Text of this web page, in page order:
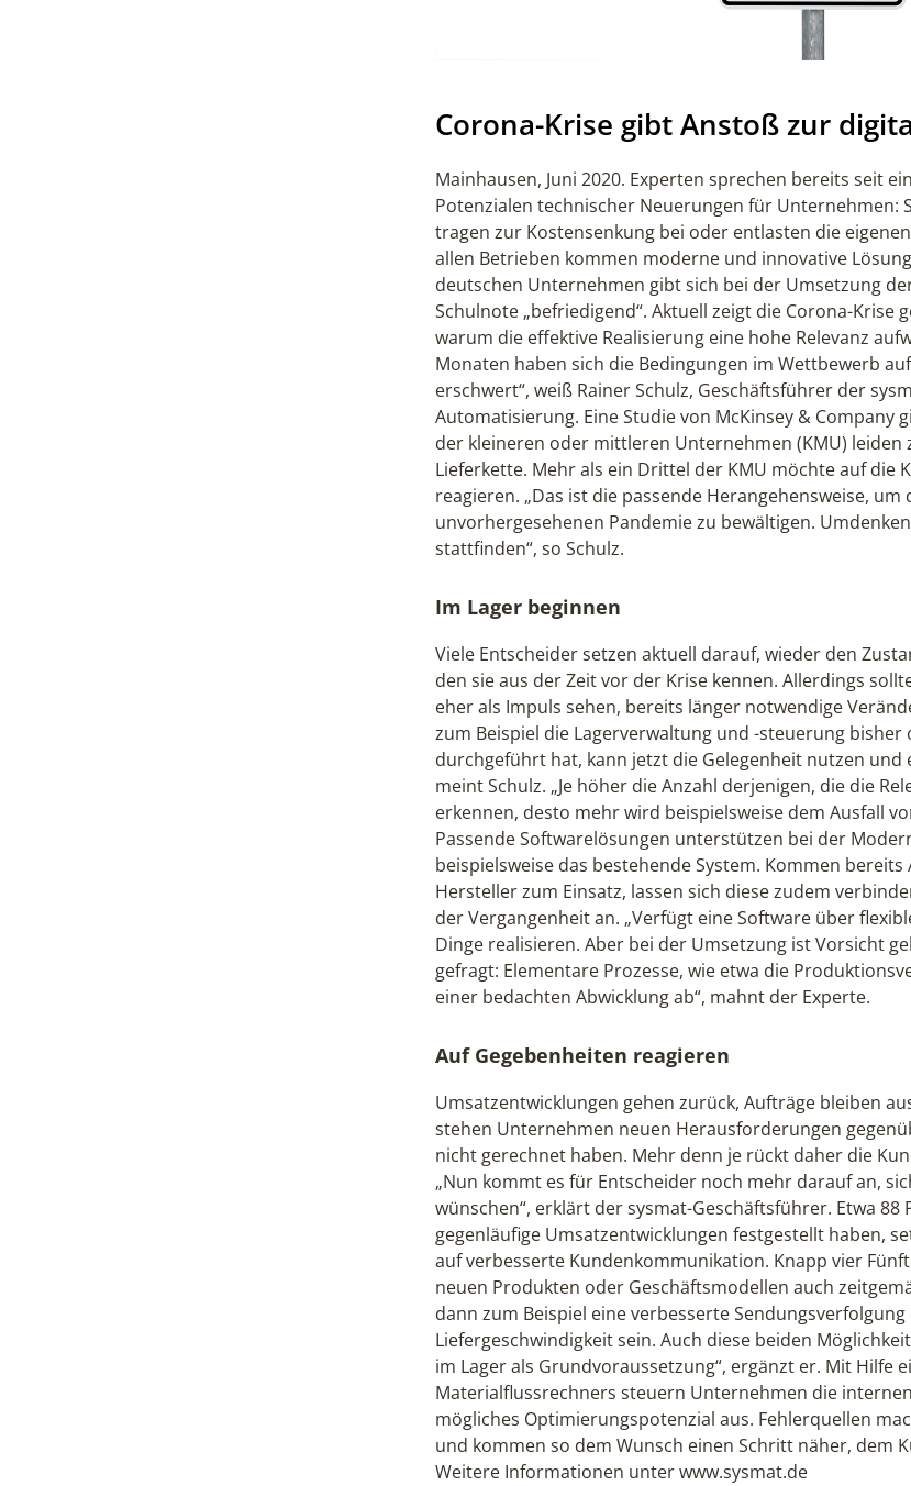
Corona-Krise gibt Anstoß zur
Mainhausen, Juni 2020. Experten sprechen bereits seit
Potenzialen technischer Neuerungen für Unternehmen:
tragen zur Kostensenkung bei oder entlasten die
allen Betrieben kommen moderne und innovative
deutschen Unternehmen gibt sich bei der Umsetzung
Schulnote „befriedigend“. Aktuell zeigt die Corona-Krise
warum die effektive Realisierung eine hohe Relevanz
Monaten haben sich die Bedingungen im Wettbewerb
erschwert“, weiß Rainer Schulz, Geschäftsführer der
Automatisierung. Eine Studie von McKinsey & Company
der kleineren oder mittleren Unternehmen (KMU) leiden
Lieferkette. Mehr als ein Drittel der KMU möchte auf die
reagieren. „Das ist die passende Herangehensweise,
unvorhergesehenen Pandemie zu bewältigen.
stattfinden“, so Schulz.
Im Lager beginnen
Viele Entscheider setzen aktuell darauf, wieder den
den sie aus der Zeit vor der Krise kennen. Allerdings
eher als Impuls sehen, bereits länger notwendige
zum Beispiel die Lagerverwaltung und -steuerung
durchgeführt hat, kann jetzt die Gelegenheit nutzen und
meint Schulz. „Je höher die Anzahl derjenigen, die die
erkennen, desto mehr wird beispielsweise dem Ausfall
Passende Softwarelösungen unterstützen bei der
beispielsweise das bestehende System. Kommen
Hersteller zum Einsatz, lassen sich diese zudem
der Vergangenheit an. „Verfügt eine Software über
Dinge realisieren. Aber bei der Umsetzung ist Vorsicht
gefragt: Elementare Prozesse, wie etwa die
einer bedachten Abwicklung ab“, mahnt der Experte.
Auf Gegebenheiten reagieren
Umsatzentwicklungen gehen zurück, Aufträge bleiben
stehen Unternehmen neuen Herausforderungen
nicht gerechnet haben. Mehr denn je rückt daher die
„Nun kommt es für Entscheider noch mehr darauf an,
wünschen“, erklärt der sysmat-Geschäftsführer. Etwa
gegenläufige Umsatzentwicklungen festgestellt haben,
auf verbesserte Kundenkommunikation. Knapp vier
neuen Produkten oder Geschäftsmodellen auch
dann zum Beispiel eine verbesserte
Liefergeschwindigkeit sein. Auch diese beiden
im Lager als Grundvoraussetzung“, ergänzt er. Mit Hilfe
Materialflussrechners steuern Unternehmen die
mögliches Optimierungspotenzial aus. Fehlerquellen
und kommen so dem Wunsch einen Schritt näher, dem
Weitere Informationen unter www.sysmat.de